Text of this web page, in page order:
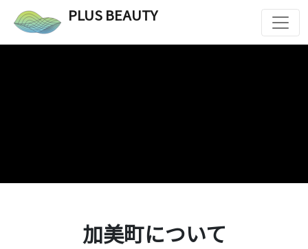
PLUS BEAUTY
加美町について